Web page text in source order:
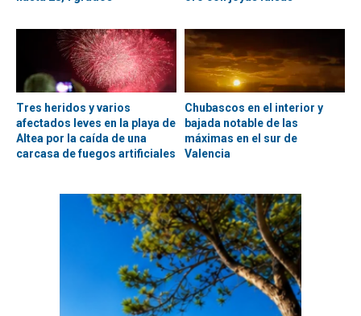
Tres heridos y varios
afectados leves en la playa de
Altea por la caída de una
carcasa de fuegos artificiales
Chubascos en el interior y
bajada notable de las
máximas en el sur de
Valencia